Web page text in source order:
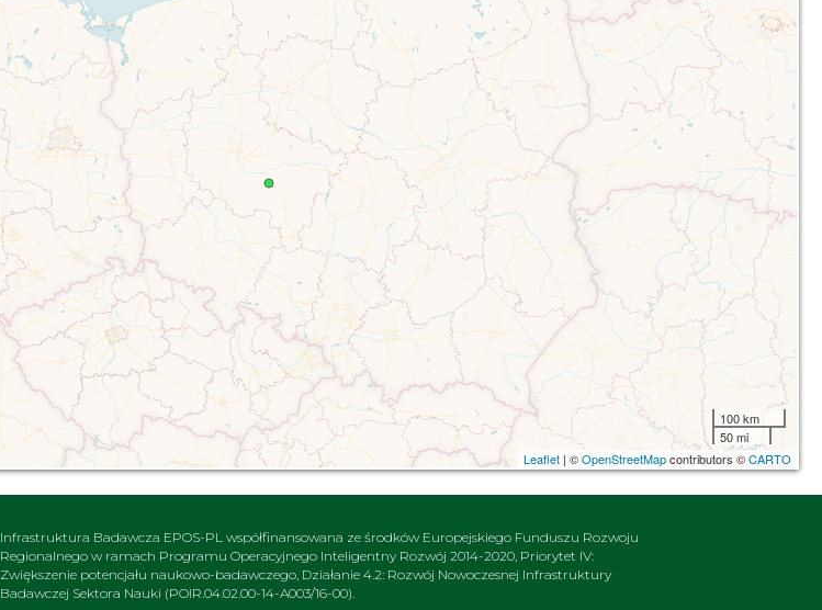
100 km
50 mi
Leaflet| ©OpenStreetMapcontributors ©CARTO
Infrastruktura Badawcza EPOS-PL współfinansowana ze środków Europejskiego Funduszu Rozwoju
Regionalnego w ramach Programu Operacyjnego Inteligentny Rozwój 2014-2020, Priorytet IV:
Zwiększenie potencjału naukowo-badawczego, Działanie 4.2: Rozwój Nowoczesnej Infrastruktury
Badawczej Sektora Nauki (POIR.04.02.00-14-A003/16-00).